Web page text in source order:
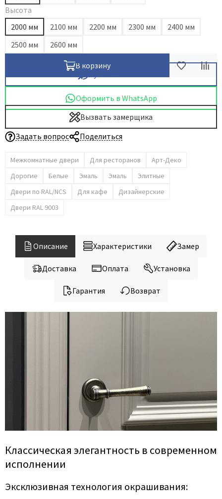
Dircode
Eclisse
El Porta
Fratelli Cattini
Fuaro
Griffwerk
HSU
Kapelli
Krona Koblenz
Komfort Doors
LiGa
Line Doors
Lockstyle
Milyana
Portika
Poseidon
Profil Doors
Protector
Высота
2000 мм
2100 мм 2200 мм 2300 мм
2400 мм
2500 мм
2600 мм
В корзину
Оформить в WhatsApp
Вызвать замерщика
Задать вопрос
Поделиться
Межкомнатные двери Для ресторанов
Арт-Деко
Дорогие
Белые Эмаль Эмаль
Элитные
Двери по RAL/NCS
Для кафе
Дизайнерские
Двери RAL 9003
Описание Характеристики Замер
Доставка Оплата Установка
Гарантия Возврат
Классическая элегантность в современном
исполнении
Эксклюзивная технология окрашивания: